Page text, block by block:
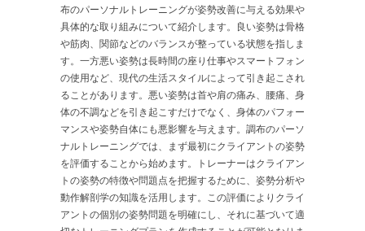
布のパーソナルトレーニングが姿勢改善に与える効果や
具体的な取り組みについて紹介します。良い姿勢は骨格
や筋肉、関節などのバランスが整っている状態を指しま
す。一方悪い姿勢は長時間の座り仕事やスマートフォン
の使用など、現代の生活スタイルによって引き起こされ
ることがあります。悪い姿勢は首や肩の痛み、腰痛、身
体の不調などを引き起こすだけでなく、身体のパフォー
マンスや姿勢自体にも悪影響を与えます。調布のパーソ
ナルトレーニングでは、まず最初にクライアントの姿勢
を評価することから始めます。トレーナーはクライアン
トの姿勢の特徴や問題点を把握するために、姿勢分析や
動作解剖学の知識を活用します。この評価によりクライ
アントの個別の姿勢問題を明確にし、それに基づいて適